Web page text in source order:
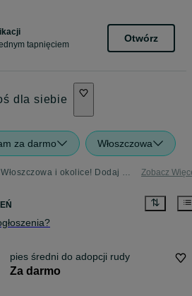
tapnięciem
Otwórz
dla siebie
za darmo Włoszczowa
Oddaj za darmo na OLX - Włoszczowa i okolice! Dodaj ofertę w kategorii Oddam za Darmo Zobacz
pies średni do adopcji rudy
Za darmo